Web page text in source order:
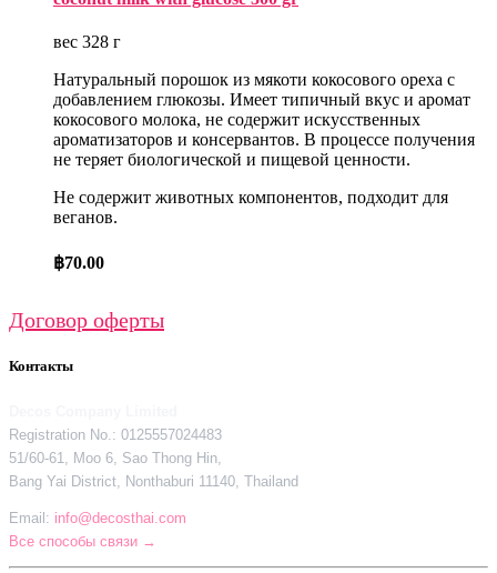
вес 328 г
Натуральный порошок из мякоти кокосового ореха с
добавлением глюкозы. Имеет типичный вкус и аромат
кокосового молока, не содержит искусственных
ароматизаторов и консервантов. В процессе получения
не теряет биологической и пищевой ценности.
Не содержит животных компонентов, подходит для
веганов.
฿70.00
Договор оферты
Контакты
Registration No.: 0125557024483
51/60-61, Moo 6, Sao Thong Hin,
Bang Yai District, Nonthaburi 11140, Thailand
Email: info@decosthai.com
Все способы связи →